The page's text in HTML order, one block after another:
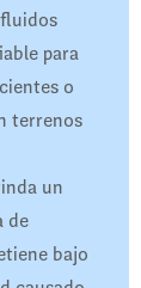
para
o
terrenos
un
de
bajo